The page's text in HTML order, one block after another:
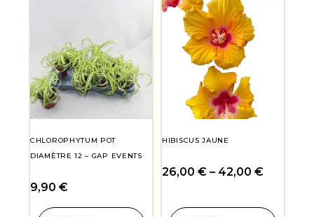
CHLOROPHYTUM POT
DIAMÈTRE 12 – GAP EVENTS
9,90 €
HIBISCUS JAUNE
26,00 € – 42,00 €